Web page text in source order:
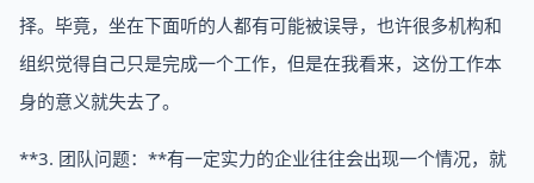
择。毕竟，坐在下面听的人都有可能被误导，也许很多机构和
组织觉得自己只是完成一个工作，但是在我看来，这份工作本
身的意义就失去了。
**3. 团队问题：**有一定实力的企业往往会出现一个情况，就